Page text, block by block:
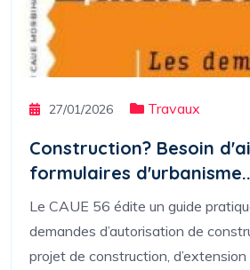
27/01/2026 Travaux
Construction? Besoin
formulaires
Le CAUE 56 édite un guide
demandes d’autorisation de
projet de construction,